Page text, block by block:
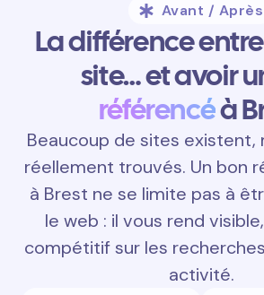
Avant / Après
La différence
site… et avoir
référencéà
Beaucoup de sites existent,
réellement trouvés. Un bon
à Brest ne se limite pas à
le web : il vous rend
compétitif sur les
activité.